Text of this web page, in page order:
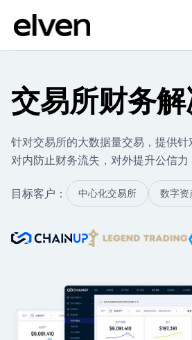
交易所财务
针对交易所的大数据量交易，提供针
对内防止财务流失，对外提升公信力
目标客户： 中心化交易所 数字资